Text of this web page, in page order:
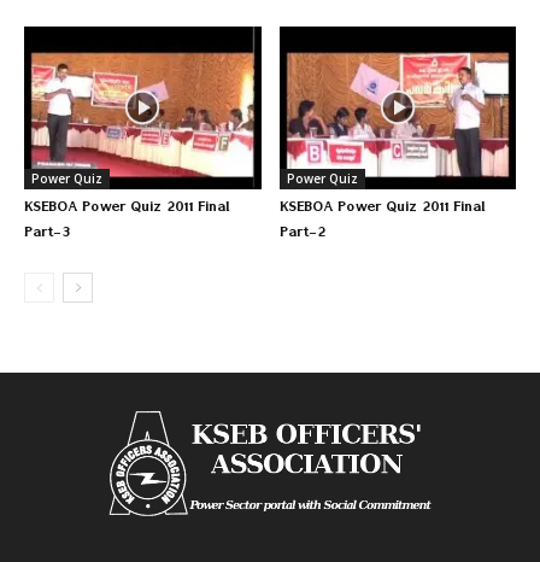
Power Quiz
KSEBOA Power Quiz 2011 Final
Part-3
Power Quiz
KSEBOA Power Quiz 2011 Final
Part-2